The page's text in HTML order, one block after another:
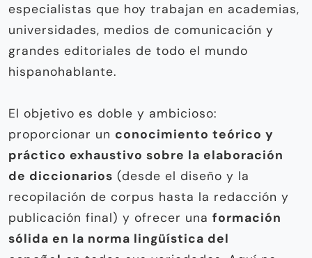
especialistas que hoy trabajan en academias,
universidades, medios de comunicación y
grandes editoriales de todo el mundo
hispanohablante.
El objetivo es doble y ambicioso:
proporcionar un conocimiento teórico y
práctico exhaustivo sobre la elaboración
de diccionarios (desde el diseño y la
recopilación de corpus hasta la redacción y
publicación final) y ofrecer una formación
sólida en la norma lingüística del